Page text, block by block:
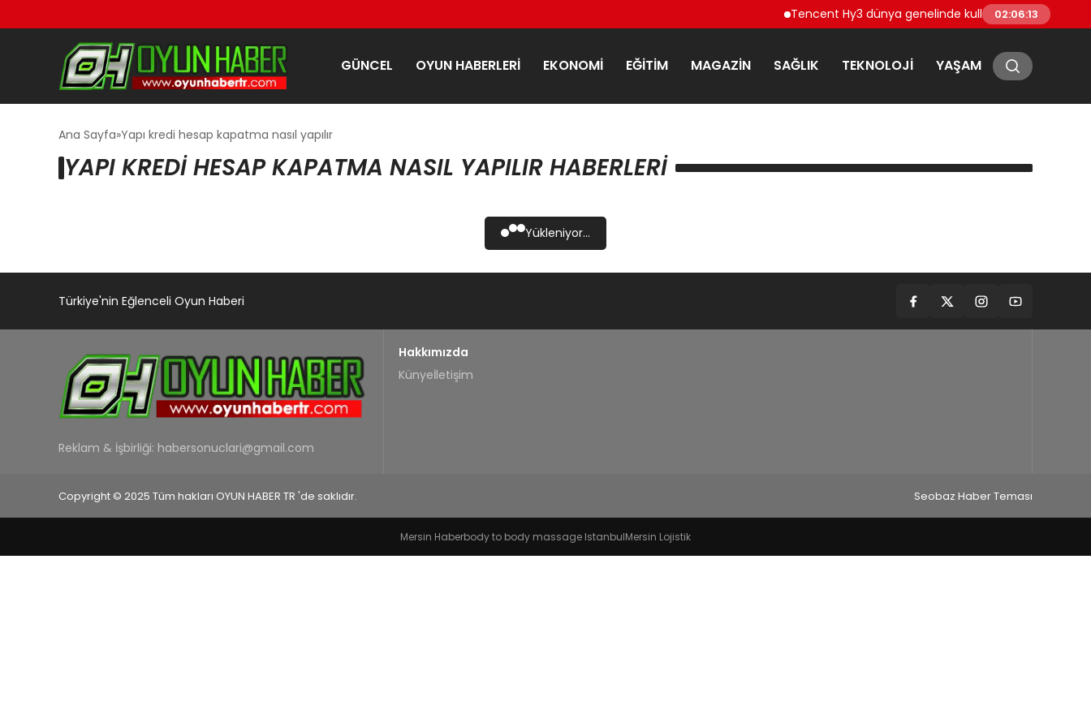
Tencent Hy3 dünya genelinde kullanıma sunuldu
02:06:13
GÜNCEL OYUN HABERLERI EKONOMI EĞITIM MAGAZIN SAĞLIK TEKNOLOJI YAŞAM
Ana Sayfa Yapı kredi hesap kapatma nasıl yapılır
YAPI KREDI HESAP KAPATMA NASIL YAPILIR HABERLERI
Yükleniyor...
Türkiye'nin Eğlenceli Oyun Haberi
Reklam & İşbirliği: habersonuclari@gmail.com
Hakkımızda
Künyeİletişim
Copyright © 2025 Tüm hakları OYUN HABER TR 'de saklıdır. Seobaz Haber Teması
Mersin Haberbody to body massage IstanbulMersin Lojistik